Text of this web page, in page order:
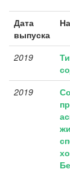
Дата
выпуска
2019
2019